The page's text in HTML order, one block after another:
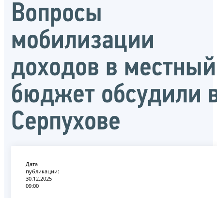
Вопросы
мобилизации
доходов в местный
бюджет обсудили
Серпухове
Дата
публикации:
30.12.2025
09:00